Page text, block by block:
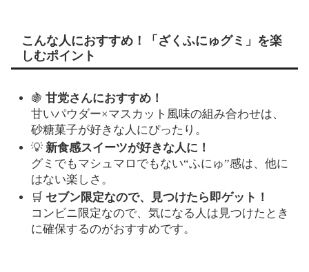
こんな人におすすめ！「ざくふにゅグミ」を楽
しむポイント
🍇甘党さんにおすすめ！
甘いパウダー×マスカット風味の組み合わせは、
砂糖菓子が好きな人にぴったり。
💡新食感スイーツが好きな人に！
グミでもマシュマロでもない“ふにゅ”感は、他に
はない楽しさ。
🛒 セブン限定なので、見つけたら即ゲット！
コンビニ限定なので、気になる人は見つけたとき
に確保するのがおすすめです。